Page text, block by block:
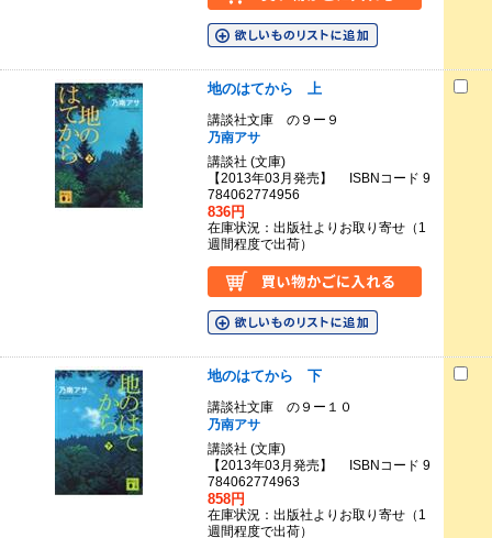
地のはてから 上
講談社文庫 の９ー９
乃南アサ
講談社 (文庫)
【2013年03月発売】 ISBNコード 9
784062774956
836円
在庫状況：出版社よりお取り寄せ（1
週間程度で出荷）
地のはてから 下
講談社文庫 の９ー１０
乃南アサ
講談社 (文庫)
【2013年03月発売】 ISBNコード 9
784062774963
858円
在庫状況：出版社よりお取り寄せ（1
週間程度で出荷）